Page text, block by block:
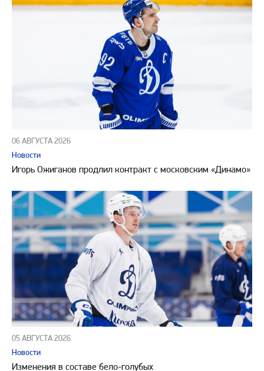
06 АВГУСТА 2026
Новости
Игорь Ожиганов продлил контракт с московским «Динамо»
05 АВГУСТА 2026
Новости
Изменения в составе бело-голубых